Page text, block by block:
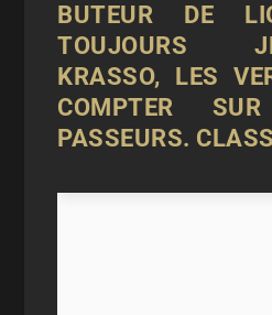
BUTEUR DE
TOUJOURS
KRASSO, LES
COMPTER
PASSEURS.